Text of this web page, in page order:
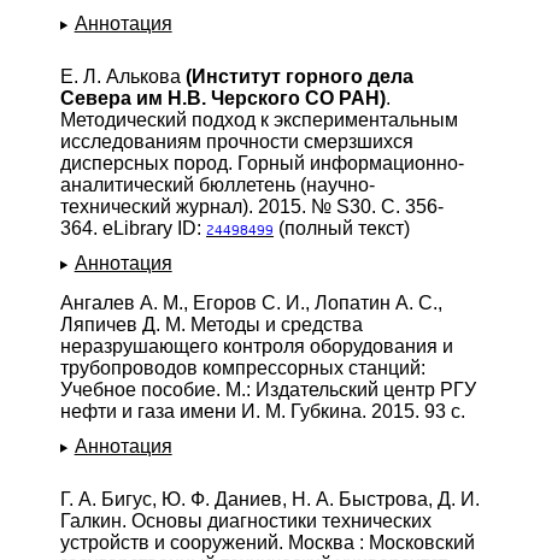
Аннотация
Е. Л. Алькова (Институт горного дела
Севера им Н.В. Черского СО РАН).
Методический подход к экспериментальным
исследованиям прочности смерзшихся
дисперсных пород. Горный информационно-
аналитический бюллетень (научно-
технический журнал). 2015. № S30. С. 356-
364. eLibrary ID: 24498499 (полный текст)
Аннотация
Ангалев А. М., Егоров С. И., Лопатин А. С.,
Ляпичев Д. М. Методы и средства
неразрушающего контроля оборудования и
трубопроводов компрессорных станций:
Учебное пособие. М.: Издательский центр РГУ
нефти и газа имени И. М. Губкина. 2015. 93 с.
Аннотация
Г. А. Бигус, Ю. Ф. Даниев, Н. А. Быстрова, Д. И.
Галкин. Основы диагностики технических
устройств и сооружений. Москва : Московский